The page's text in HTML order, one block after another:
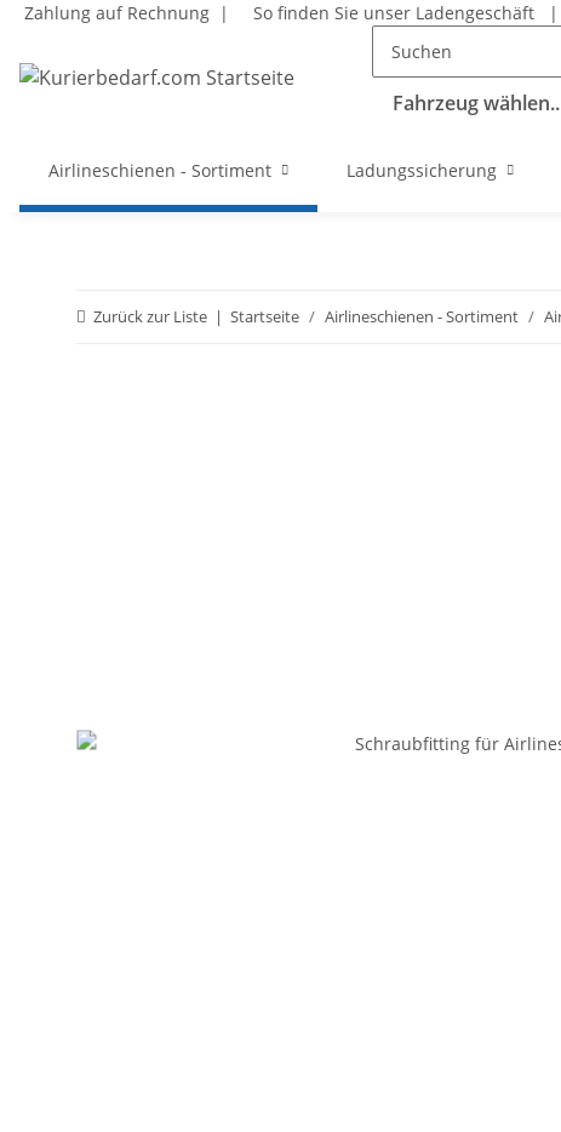
Zahlung auf Rechnung | So finden Sie unser Ladengeschäft |
Fahrzeug
Airlineschienen - Sortiment Ladungssicherung
Zurück zur Liste Startseite Airlineschienen - Sortiment